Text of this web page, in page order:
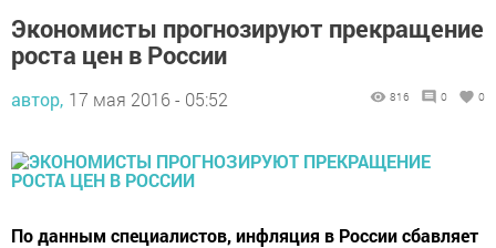
Экономисты прогнозируют прекращение
роста цен в России
автор, 17 мая 2016 - 05:52 816 0 0
По данным специалистов, инфляция в России сбавляет